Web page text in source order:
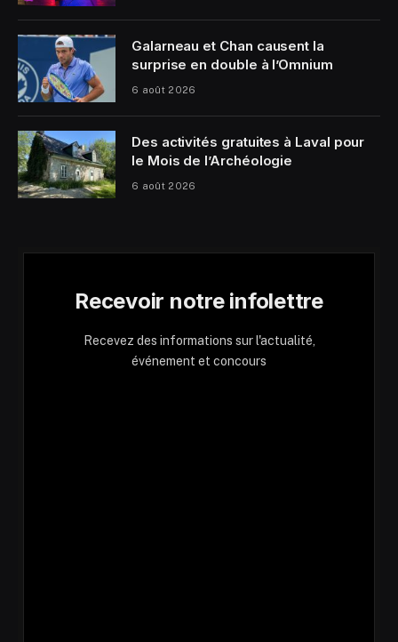
Galarneau et Chan causent la
surprise en double à l’Omnium
6 août 2026
Des activités gratuites à Laval pour
le Mois de l’Archéologie
6 août 2026
Recevoir notre infolettre
Recevez des informations sur l'actualité,
événement et concours